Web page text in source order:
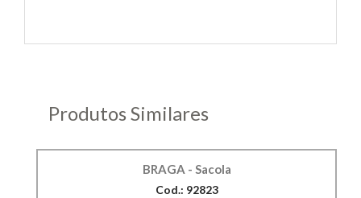
Produtos Similares
BRAGA - Sacola
Cod.: 92823